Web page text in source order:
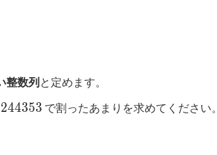
整数列と定めます。
244353 で割ったあまりを求めてください。